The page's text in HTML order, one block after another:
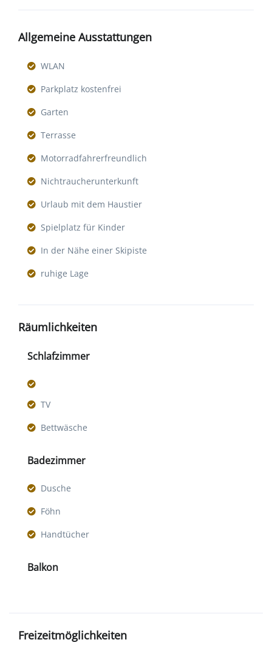
Allgemeine Ausstattungen
WLAN
Parkplatz kostenfrei
Garten
Terrasse
Motorradfahrerfreundlich
Nichtraucherunterkunft
Urlaub mit dem Haustier
Spielplatz für Kinder
In der Nähe einer Skipiste
ruhige Lage
Räumlichkeiten
Schlafzimmer
TV
Bettwäsche
Badezimmer
Dusche
Föhn
Handtücher
Balkon
Freizeitmöglichkeiten